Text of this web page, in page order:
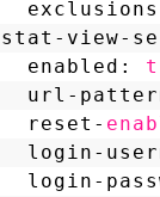
stat-view-
enabled:
url-
reset-
login-
login-